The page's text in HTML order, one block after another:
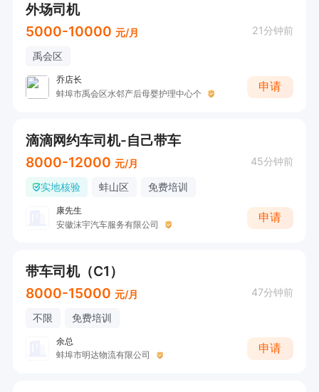
外场司机
5000-10000 元/月 21分钟前
禹会区
乔店长
蚌埠市禹会区水邻产后母婴护理中心个
申请
滴滴网约车司机-自己带车
8000-12000 元/月 45分钟前
实地核验 蚌山区 免费培训
康先生
安徽沫宇汽车服务有限公司
申请
带车司机（C1）
8000-15000 元/月 47分钟前
不限 免费培训
余总
蚌埠市明达物流有限公司
申请